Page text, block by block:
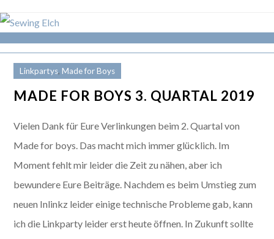
Linkpartys,Made for Boys
MADE FOR BOYS 3. QUARTAL 2019
Vielen Dank für Eure Verlinkungen beim 2. Quartal von
Made for boys. Das macht mich immer glücklich. Im
Moment fehlt mir leider die Zeit zu nähen, aber ich
bewundere Eure Beiträge. Nachdem es beim Umstieg zum
neuen Inlinkz leider einige technische Probleme gab, kann
ich die Linkparty leider erst heute öffnen. In Zukunft sollte